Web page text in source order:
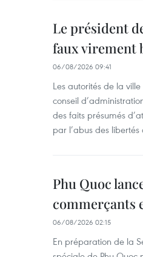
Le président
faux virement
06/08/2026 09:41
Les autorités de la
conseil
des faits présumés
par l’abus des
Phu Quoc
commerçants
06/08/2026 02:15
En préparation de la